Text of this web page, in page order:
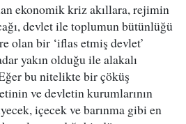
ekonomik kriz akıllara, rejimin
devlet ile toplumun bütünlüğü
olan bir ‘iflas etmiş devlet’
yakın olduğu ile alakalı
bu nitelikte bir çöküş
ve devletin kurumlarının
içecek ve barınma gibi en